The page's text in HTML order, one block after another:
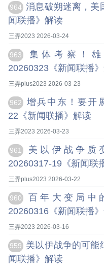
964 消息破朔迷离，美
闻联播》解读
三弄2023 2026-03-24
963
集体考察！
20260323《新闻联播
三弄plus2023 2026-03-23
962
增兵中东！要开
22《新闻联播》解读
三弄2023 2026-03-23
961
美以伊战争质
20260317-19《新闻联
三弄plus2023 2026-03-22
960
百年大变局中
20260316《新闻联播
三弄2023 2026-03-16
959
美以伊战争的可能
闻联播》解读